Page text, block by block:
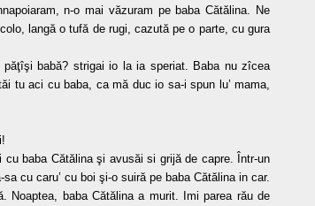
n-o mai văzuram pe baba Cătălina. Ne
langă o tufă de rugi, cazută pe o parte, cu gura
babă? strigai io la ia speriat. Baba nu zîcea
tu aci cu baba, ca mă duc io sa-i spun lu’ mama,
baba Cătălina şi avusăi si grijă de capre. Într-un
cu caru’ cu boi şi-o suiră pe baba Cătălina in car.
Noaptea, baba Cătălina a murit. Imi parea rău de